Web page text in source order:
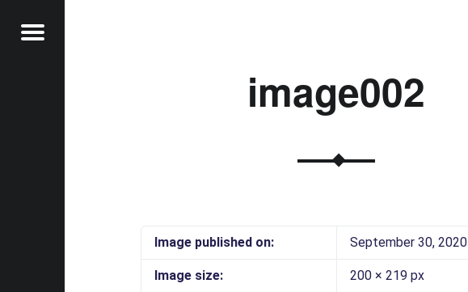
Menu
image002
Image published on: September 30, 2020
Image size: 200 × 219 px